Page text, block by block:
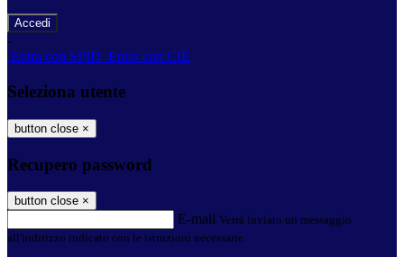
-
Entra con SPID Entra con CIE
Seleziona utente
button close ×
Recupero password
button close ×
E-mail Verrà inviato un messaggio
all'indirizzo indicato con le istruzioni necessarie.